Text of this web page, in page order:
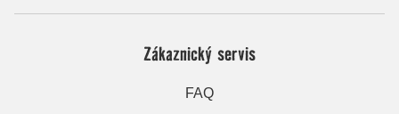
Zákaznický servis
FAQ